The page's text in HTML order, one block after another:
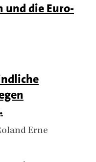
und die Euro-
Erne